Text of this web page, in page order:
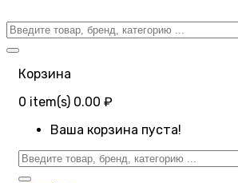
Корзина
0 item(s) 0.00 ₽
Ваша корзина пуста!